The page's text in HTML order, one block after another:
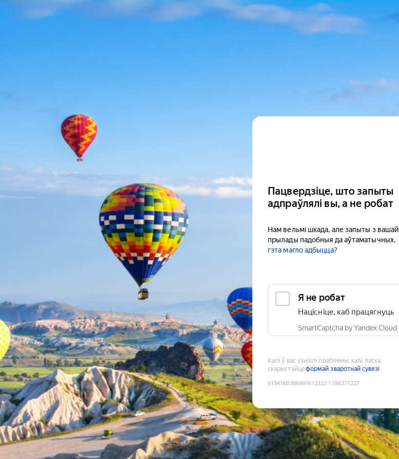
Пацвердзіце, што запыты
адпраўлялі вы, а не робат
Нам вельмі шкада, але запыты з вашай
прылады падобныя да аўтаматычных.
гэта магло адбыцца?
Я не робат
Націсніце, каб працягнуць
SmartCaptcha by Yandex Cloud
Калі ў вас узніклі праблемы, калі ласка,
скарыстайцеформай зваротнай сувязі
9194168386997612322:1786271227